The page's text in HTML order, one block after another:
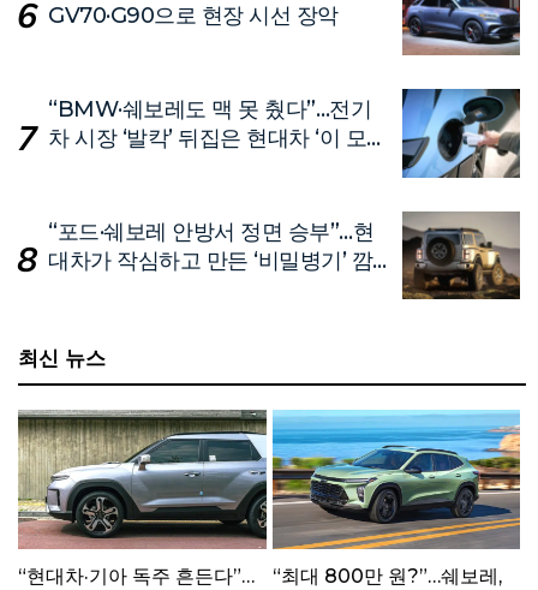
GV70·G90으로 현장 시선 장악
“BMW·쉐보레도 맥 못 췄다”…전기
차 시장 ‘발칵’ 뒤집은 현대차 ‘이 모
“포드·쉐보레 안방서 정면 승부”…현
대차가 작심하고 만든 ‘비밀병기’ 깜
최신 뉴스
“현대차·기아 독주 흔든다”…
“최대 800만 원?”…쉐보레,